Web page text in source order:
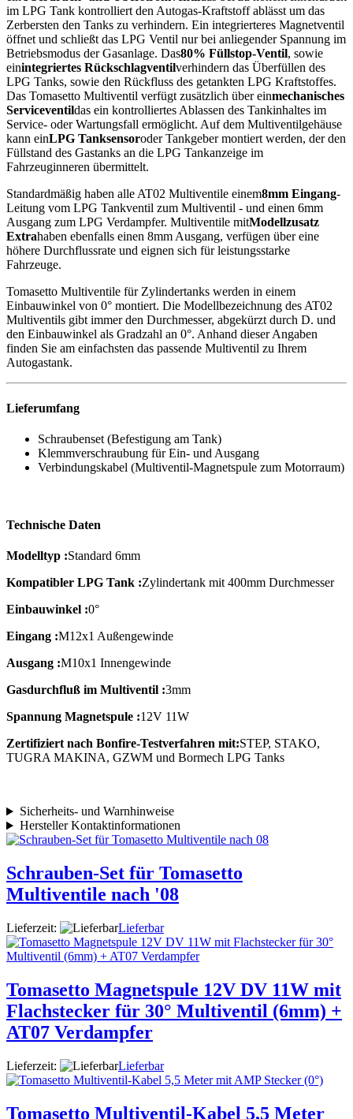
im LPG Tank kontrolliert den Autogas-Kraftstoff ablässt um das
Zerbersten den Tanks zu verhindern. Ein integrierteres Magnetventil
öffnet und schließt das LPG Ventil nur bei anliegender Spannung im
Betriebsmodus der Gasanlage. Das80% Füllstop-Ventil, sowie
einintegriertes Rückschlagventilverhindern das Überfüllen des
LPG Tanks, sowie den Rückfluss des getankten LPG Kraftstoffes.
Das Tomasetto Multiventil verfügt zusätzlich über einmechanisches
Serviceventildas ein kontrolliertes Ablassen des Tankinhaltes im
Service- oder Wartungsfall ermöglicht. Auf dem Multiventilgehäuse
kann einLPG Tanksensoroder Tankgeber montiert werden, der den
Füllstand des Gastanks an die LPG Tankanzeige im
Fahrzeuginneren übermittelt.
Standardmäßig haben alle AT02 Multiventile einem8mm Eingang-
Leitung vom LPG Tankventil zum Multiventil - und einen 6mm
Ausgang zum LPG Verdampfer. Multiventile mitModellzusatz
Extrahaben ebenfalls einen 8mm Ausgang, verfügen über eine
höhere Durchflussrate und eignen sich für leistungsstarke
Fahrzeuge.
Tomasetto Multiventile für Zylindertanks werden in einem
Einbauwinkel von 0° montiert. Die Modellbezeichnung des AT02
Multiventils gibt immer den Durchmesser, abgekürzt durch D. und
den Einbauwinkel als Gradzahl an 0°. Anhand dieser Angaben
finden Sie am einfachsten das passende Multiventil zu Ihrem
Autogastank.
Lieferumfang
Schraubenset (Befestigung am Tank)
Klemmverschraubung für Ein- und Ausgang
Verbindungskabel (Multiventil-Magnetspule zum Motorraum)
Technische Daten
Modelltyp :Standard 6mm
Kompatibler LPG Tank :Zylindertank mit 400mm Durchmesser
Einbauwinkel :0°
Eingang :M12x1 Außengewinde
Ausgang :M10x1 Innengewinde
Gasdurchfluß im Multiventil :3mm
Spannung Magnetspule :12V 11W
Zertifiziert nach Bonfire-Testverfahren mit:STEP, STAKO,
TUGRA MAKINA, GZWM und Bormech LPG Tanks
Sicherheits- und Warnhinweise
Hersteller Kontaktinformationen
Schrauben-Set für Tomasetto
Multiventile nach '08
Lieferzeit: Lieferbar
Tomasetto Magnetspule 12V DV 11W mit
Flachstecker für 30° Multiventil (6mm) +
AT07 Verdampfer
Lieferzeit: Lieferbar
Tomasetto Multiventil-Kabel 5,5 Meter